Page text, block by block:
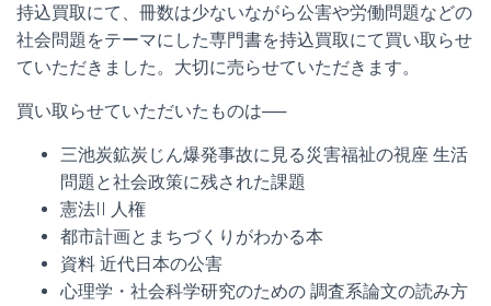
持込買取にて、冊数は少ないながら公害や労働問題などの
社会問題をテーマにした専門書を持込買取にて買い取らせ
ていただきました。大切に売らせていただきます。
買い取らせていただいたものは──
三池炭鉱炭じん爆発事故に見る災害福祉の視座 生活
問題と社会政策に残された課題
憲法II 人権
都市計画とまちづくりがわかる本
資料 近代日本の公害
心理学・社会科学研究のための 調査系論文の読み方